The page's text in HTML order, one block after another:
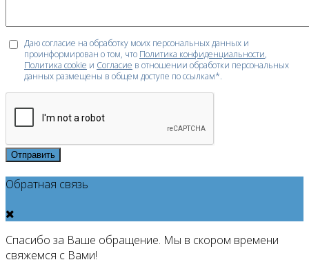
Даю согласие на обработку моих персональных данных и
проинформирован о том, что Политика конфиденциальности,
Политика cookie и Согласие в отношении обработки персональных
данных размещены в общем доступе по ссылкам*.
Отправить
Обратная связь
Спасибо за Ваше обращение. Мы в скором времени
свяжемся с Вами!